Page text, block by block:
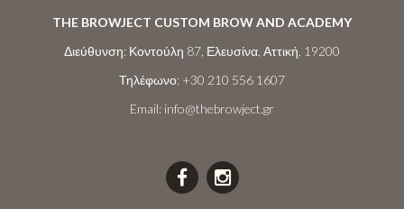
THE BROWJECT CUSTOM BROW AND ACADEMY
Διεύθυνση: Κοντούλη 87, Ελευσίνα, Αττική, 19200
Τηλέφωνο: +30 210 556 1607
Email: info@thebrowject.gr